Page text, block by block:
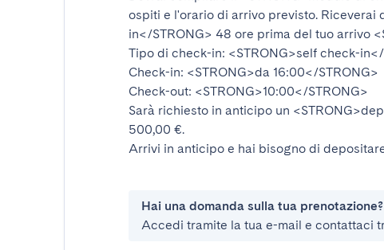
ospiti e l'orario di arrivo previsto. Riceverai
in</STRONG> 48 ore prima del tuo arrivo
Tipo di check-in: <STRONG>self check-
Check-in: <STRONG>da 16:00</STRONG>
Check-out: <STRONG>10:00</STRONG>
Sarà richiesto in anticipo un
500,00 €.
Arrivi in anticipo e hai bisogno di
Hai una domanda sulla tua prenotazione?
Accedi tramite la tua e-mail e contattaci